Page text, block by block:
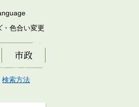
・色合い変更
市政
検索方法